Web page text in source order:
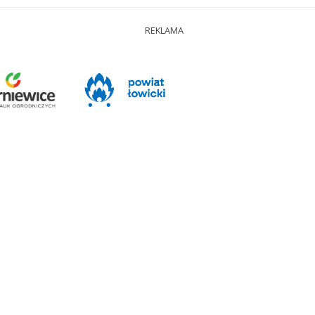
REKLAMA